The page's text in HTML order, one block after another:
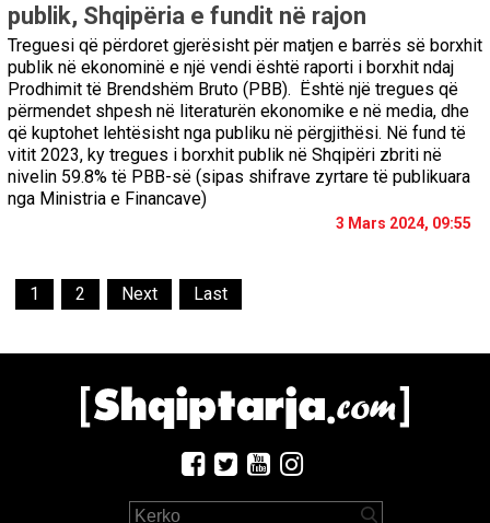
publik, Shqipëria e fundit në rajon
Treguesi që përdoret gjerësisht për matjen e barrës së borxhit
publik në ekonominë e një vendi është raporti i borxhit ndaj
Prodhimit të Brendshëm Bruto (PBB). Është një tregues që
përmendet shpesh në literaturën ekonomike e në media, dhe
që kuptohet lehtësisht nga publiku në përgjithësi. Në fund të
vitit 2023, ky tregues i borxhit publik në Shqipëri zbriti në
nivelin 59.8% të PBB-së (sipas shifrave zyrtare të publikuara
nga Ministria e Financave)
3 Mars 2024, 09:55
1 2 Next Last